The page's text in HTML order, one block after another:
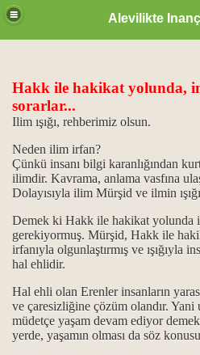
Hakk ile hakikat yolunda,
sorarlar...
Ilim ışığı, rehberimiz olsun.
Neden ilim irfan?
Çünkü insanı bilgi karanlığından
ilimdir. Kavrama, anlama vasfına
Dolayısıyla ilim Mürşid ve ilmin
Demek ki Hakk ile hakikat yolunda
gerekiyormuş. Mürşid, Hakk ile
irfanıyla olgunlaştırmış ve ışığıyla
hal ehlidir.
Hal ehli olan Erenler insanların
ve çaresizliğine çözüm olandır. Yani
müdetçe yaşam devam ediyor
yerde, yaşamın olması da söz
önemi
işlevi...
din kitapları